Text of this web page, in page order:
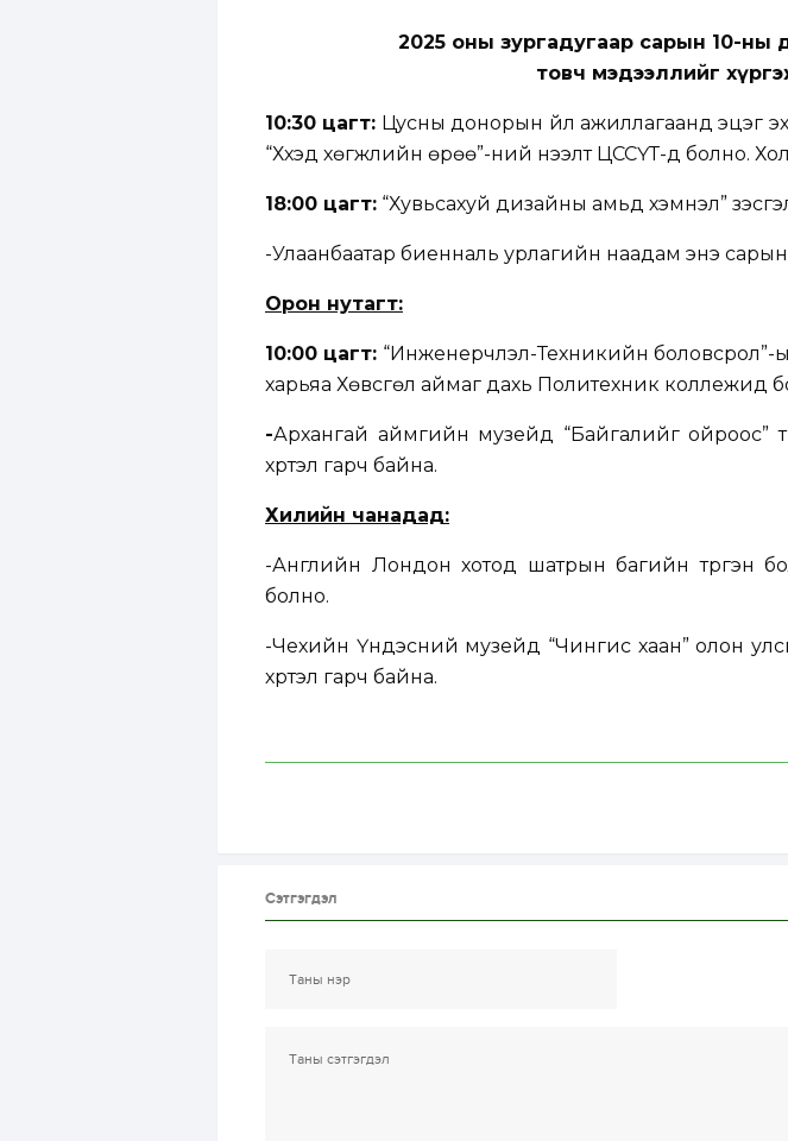
2025 оны зургадугаар сарын 10-ны
товч мэдээллийг
10:30 цагт: Цусны донорын үйл ажиллагаанд эцэг
“Хүүхэд хөгжлийн өрөө”-ний нээлт ЦССҮТ-д болно.
18:00 цагт: “Хувьсахуй дизайны амьд хэмнэл”
-Улаанбаатар биенналь урлагийн наадам энэ сарын
Орон нутагт:
10:00 цагт: “Инженерчлэл-Техникийн
харьяа Хөвсгөл аймаг дахь Политехник коллежид
-Архангай аймгийн музейд “Байгалийг ойроос”
хүртэл гарч байна.
Хилийн чанадад:
-Английн Лондон хотод шатрын багийн түргэн
болно.
-Чехийн Үндэсний музейд “Чингис хаан” олон
хүртэл гарч байна.
Сэтгэгдэл